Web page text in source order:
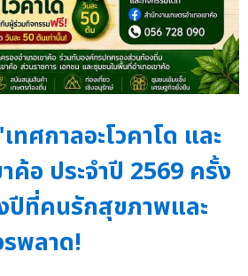
ศกาลอะโวคาโด และ
ค้อ ประจำปี 2569 ครั้ง
ปีที่คนรักสุขภาพและ
พลาด!